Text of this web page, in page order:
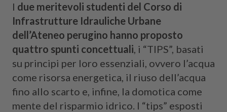
I due meritevoli studenti del Corso di
Infrastrutture Idrauliche Urbane
dell’Ateneo perugino hanno proposto
quattro spunti concettuali, i “TIPS”, basati
su principi per loro essenziali, ovvero l’acqua
come risorsa energetica, il riuso dell’acqua
fino allo scarto e, infine, la domotica come
mente del risparmio idrico. I “tips” esposti